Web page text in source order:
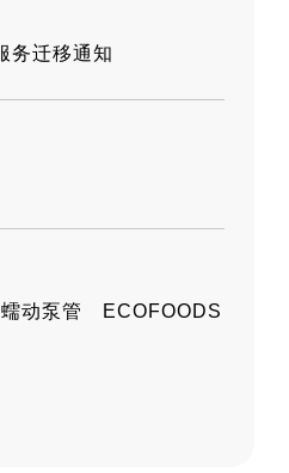
务迁移通知
蠕动泵管 ECOFOODS